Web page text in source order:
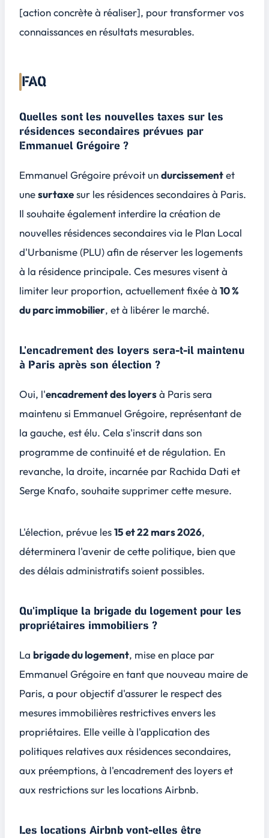
[action concrète à réaliser], pour transformer vos
connaissances en résultats mesurables.
FAQ
Quelles sont les nouvelles taxes sur les
résidences secondaires prévues par
Emmanuel Grégoire ?
Emmanuel Grégoire prévoit undurcissementet
unesurtaxesur les résidences secondaires à Paris.
Il souhaite également interdire la création de
nouvelles résidences secondaires via le Plan Local
d'Urbanisme (PLU)afin de réserver les logements
à la résidence principale. Ces mesures visent à
limiter leur proportion, actuellement fixée à 10 %
du parc immobilier, et à libérer le marché.
L'encadrement des loyers sera-t-il maintenu
à Paris après son élection ?
Oui, l'encadrement des loyersà Paris sera
maintenu si Emmanuel Grégoire, représentant de
la gauche, est élu. Cela s'inscrit dans son
programme decontinuité et de régulation. En
revanche, la droite, incarnée par Rachida Dati et
Serge Knafo, souhaite supprimer cette mesure.
L'élection, prévue les15 et 22 mars 2026,
déterminera l'avenir de cette politique, bien que
des délais administratifs soient possibles.
Qu'implique la brigade du logement pour les
propriétaires immobiliers ?
La brigade du logement, mise en place par
Emmanuel Grégoire en tant que nouveau maire de
Paris, a pour objectif d'assurer le respect des
mesures immobilières restrictives envers les
propriétaires. Elle veille à l'application des
politiques relatives aux résidences secondaires,
aux préemptions, à l'encadrement des loyers et
aux restrictions sur les locations Airbnb.
Les locations Airbnb vont-elles être